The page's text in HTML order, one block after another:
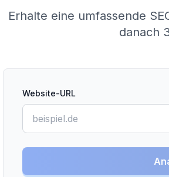
Erhalte eine umfassende
danach
Website-URL